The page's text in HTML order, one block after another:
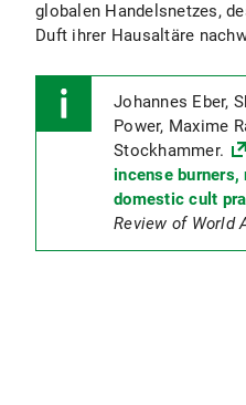
globalen Handelsnetzes,
Duft ihrer Hausaltäre
Johannes Eber,
Power, Maxime
Stockhammer.
incense burners,
domestic cult
Review of World